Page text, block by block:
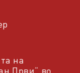
на
Први“ во